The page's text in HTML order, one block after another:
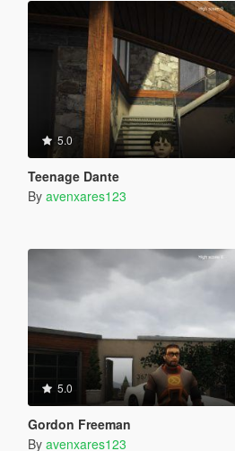
5.0
Teenage Dante
By avenxares123
5.0
Gordon Freeman
By avenxares123